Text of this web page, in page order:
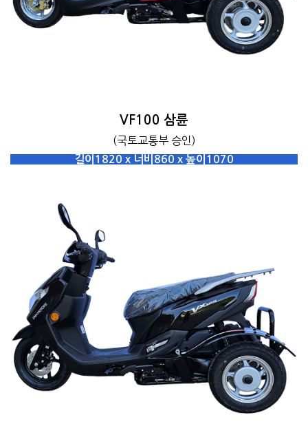
VF100 삼륜
(국토교통부 승인)
길이1820 x 너비860 x 높이1070